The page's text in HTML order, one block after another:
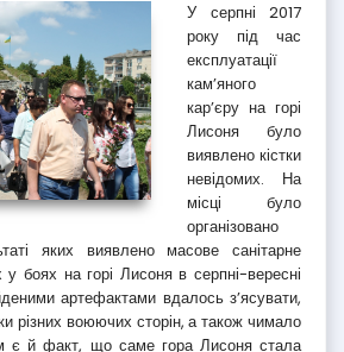
У серпні 2017
року під час
експлуатації
кам’яного
кар’єру на горі
Лисоня було
виявлено кістки
невідомих. На
місці було
організовано
яких виявлено масове санітарне
боях на горі Лисоня в серпні-вересні
артефактами вдалось з’ясувати,
різних воюючих сторін, а також чимало
є й факт, що саме гора Лисоня стала